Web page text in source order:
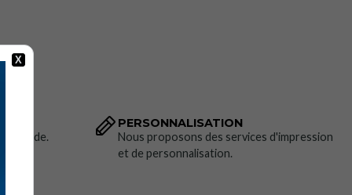
PERSONNALISATION
Nous proposons des services d'impression
et de personnalisation.
X